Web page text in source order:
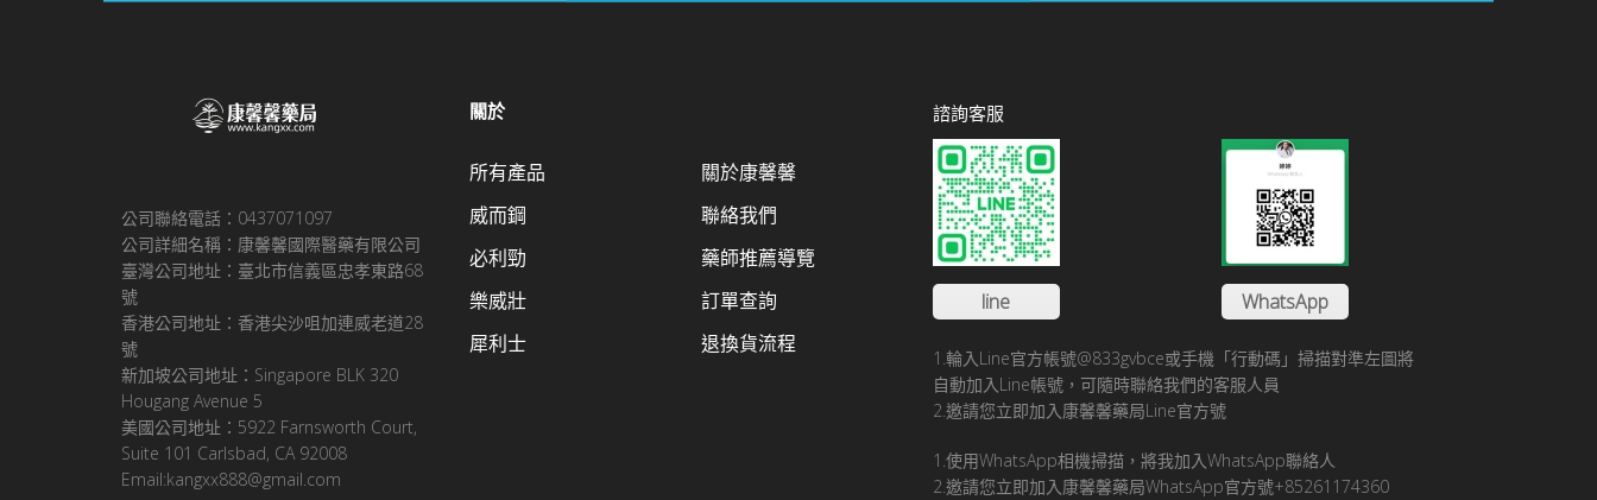
公司聯絡電話：0437071097
公司詳細名稱：康馨馨國際醫藥有限公司
臺灣公司地址：臺北市信義區忠孝東路68
號
香港公司地址：香港尖沙咀加連威老道28
號
新加坡公司地址：Singapore BLK 320
Hougang Avenue 5
美國公司地址：5922 Farnsworth Court,
Suite 101 Carlsbad, CA 92008
Email:kangxx888@gmail.com
關於
所有產品
威而鋼
必利勁
樂威壯
犀利士
關於康馨馨
聯絡我們
藥師推薦導覽
訂單查詢
退換貨流程
諮詢客服
line WhatsApp
1.輪入Line官方帳號@833gvbce或手機「行動碼」掃描對準左圖將
自動加入Line帳號，可隨時聯絡我們的客服人員
2.邀請您立即加入康馨馨藥局Line官方號
1.使用WhatsApp相機掃描，將我加入WhatsApp聯絡人
2.邀請您立即加入康馨馨藥局WhatsApp官方號+85261174360